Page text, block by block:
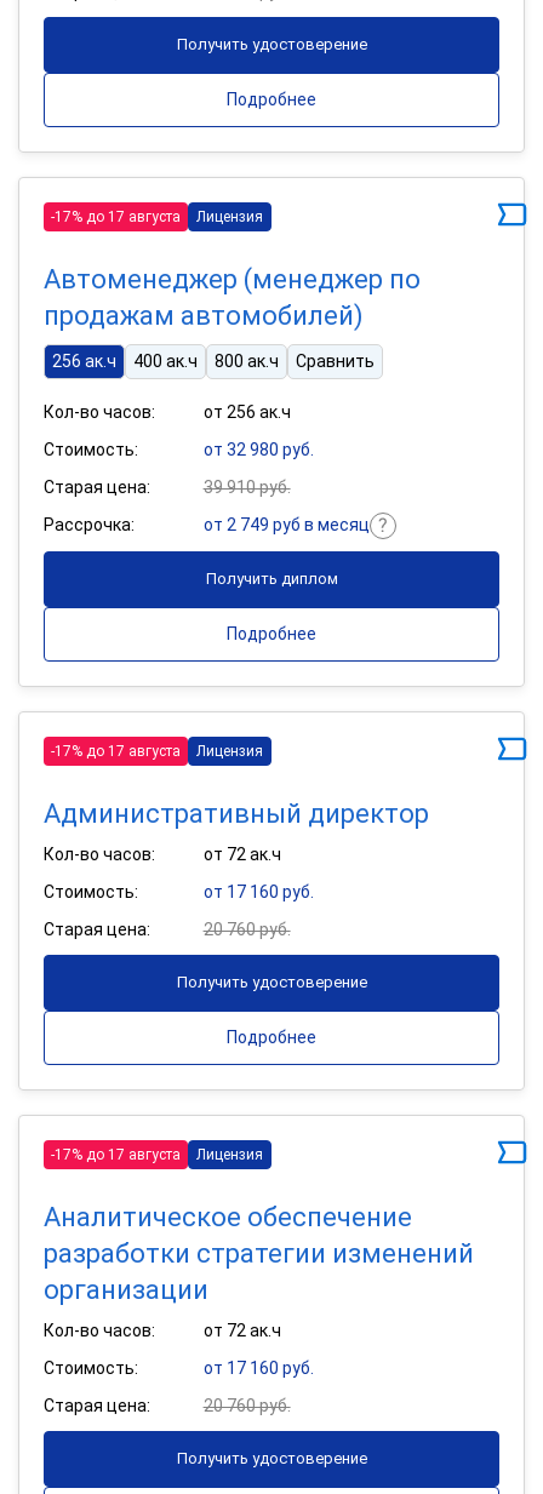
Получить удостоверение
Подробнее
-17% до 17 августа Лицензия
Автоменеджер (менеджер по
продажам автомобилей)
256 ак.ч 400 ак.ч 800 ак.ч Сравнить
Кол-во часов:
от 256 ак.ч
Стоимость:
от 32 980 руб.
Старая цена:
39 910 руб.
Рассрочка:
от 2 749 руб в месяц
Получить диплом
Подробнее
-17% до 17 августа Лицензия
Административный директор
Кол-во часов:
от 72 ак.ч
Стоимость:
от 17 160 руб.
Старая цена:
20 760 руб.
Получить удостоверение
Подробнее
-17% до 17 августа Лицензия
Аналитическое обеспечение
разработки стратегии изменений
организации
Кол-во часов:
от 72 ак.ч
Стоимость:
от 17 160 руб.
Старая цена:
20 760 руб.
Получить удостоверение